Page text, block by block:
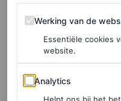
Londense streetstyle en
voetbalcultuur.
Werking van de website
Werking van de
Essentiële cookies
website.
Analytics
Analytics